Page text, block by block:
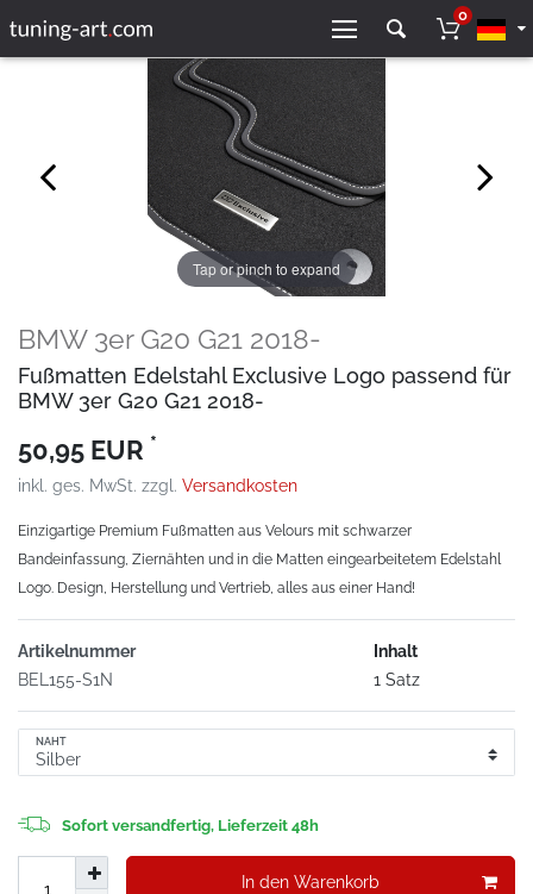
0
Tap or pinch to expand
BMW 3er G20 G21 2018-
Fußmatten Edelstahl Exclusive Logo passend für
BMW 3er G20 G21 2018-
50,95 EUR *
inkl. ges. MwSt. zzgl. Versandkosten
Einzigartige Premium Fußmatten aus Velours mit schwarzer
Bandeinfassung, Ziernähten und in die Matten eingearbeitetem Edelstahl
Logo. Design, Herstellung und Vertrieb, alles aus einer Hand!
Artikelnummer
BEL155-S1N
Inhalt
1 Satz
NAHT
Sofort versandfertig, Lieferzeit 48h
In den Warenkorb